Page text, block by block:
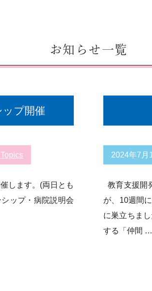
お知らせ一覧
プ開催
します。(両日とも
ップ・病院説明会
2024年7月
教育支援開
が、10週間
に巣立ちま
する「仲間 …